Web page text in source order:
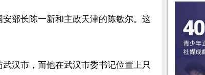
部长陈一新和主政天津的陈敏尔。这
汉市，而他在武汉市委书记位置上只